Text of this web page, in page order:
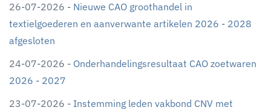
26-07-2026 - Nieuwe CAO groothandel in
textielgoederen en aanverwante artikelen 2026 - 2028
afgesloten
24-07-2026 - Onderhandelingsresultaat CAO zoetwaren
2026 - 2027
23-07-2026 - Instemming leden vakbond CNV met